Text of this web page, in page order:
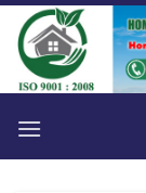
Bỏ
qua
nội
dung